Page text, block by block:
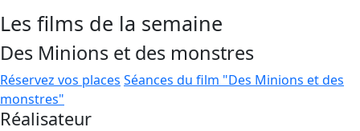
Les films de la semaine
Des Minions et des monstres
Réservez vos places Séances du film "Des Minions et des
monstres"
Réalisateur